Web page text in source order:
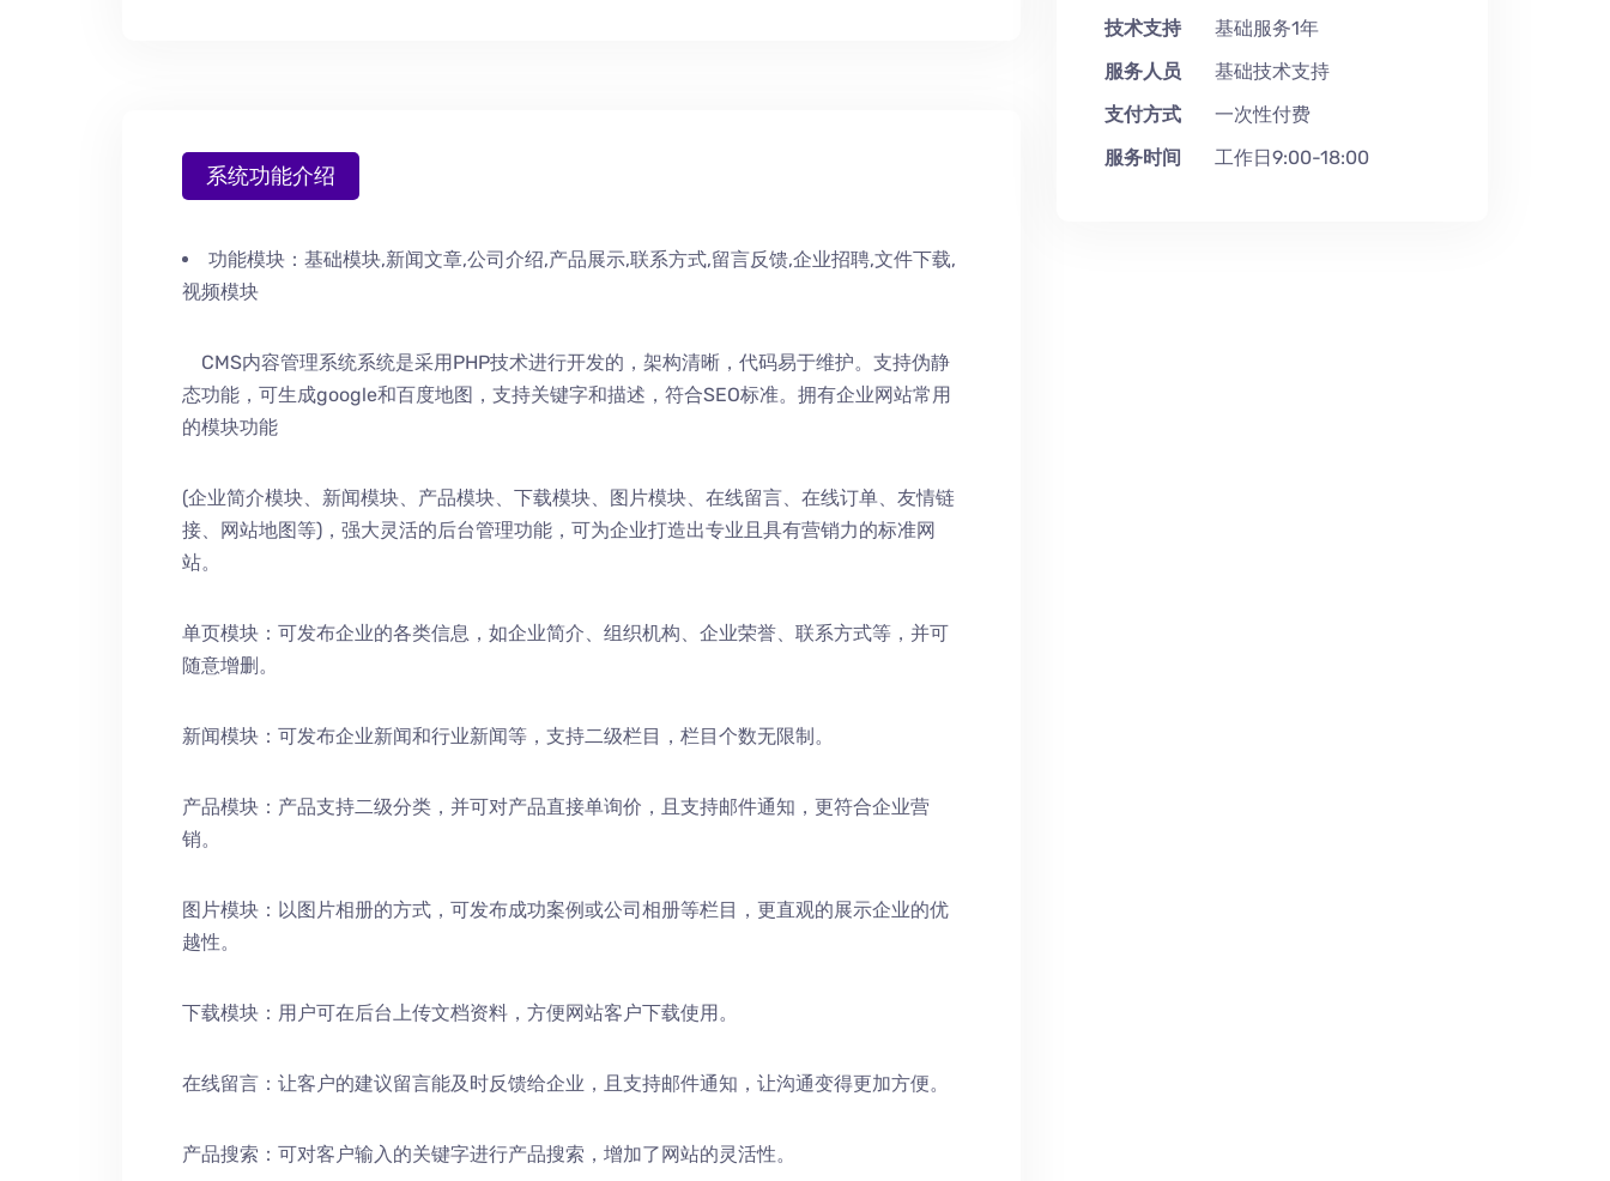
系统功能介绍
功能模块： 基础模块,新闻文章,公司介绍,产品展示,联系方式,留言反馈,企业招聘,文件下载,
视频模块
CMS内容管理系统系统是采用PHP技术进行开发的，架构清晰，代码易于维护。支持伪静
态功能，可生成google和百度地图，支持关键字和描述，符合SEO标准。拥有企业网站常用
的模块功能
(企业简介模块、新闻模块、产品模块、下载模块、图片模块、在线留言、在线订单、友情链
接、网站地图等)，强大灵活的后台管理功能，可为企业打造出专业且具有营销力的标准网
站。
单页模块：可发布企业的各类信息，如企业简介、组织机构、企业荣誉、联系方式等，并可
随意增删。
新闻模块：可发布企业新闻和行业新闻等，支持二级栏目，栏目个数无限制。
产品模块：产品支持二级分类，并可对产品直接单询价，且支持邮件通知，更符合企业营
销。
图片模块：以图片相册的方式，可发布成功案例或公司相册等栏目，更直观的展示企业的优
越性。
下载模块：用户可在后台上传文档资料，方便网站客户下载使用。
在线留言：让客户的建议留言能及时反馈给企业，且支持邮件通知，让沟通变得更加方便。
产品搜索：可对客户输入的关键字进行产品搜索，增加了网站的灵活性。
技术支持
基础服务1年
服务人员
基础技术支持
支付方式
一次性付费
服务时间
工作日9:00-18:00